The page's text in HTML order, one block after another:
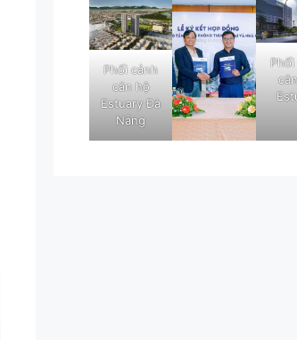
Phối cảnh
căn hộ
Estuary Đà
Nẵng